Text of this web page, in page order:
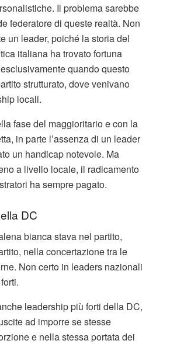
Il problema sarebbe
federatore di queste realtà. Non
un leader, poiché la storia del
italiana ha trovato fortuna
quando questo
strutturato, dove venivano
locali.
fase del maggioritario e con la
in parte l’assenza di un leader
un handicap notevole. Ma
a livello locale, il radicamento
ha sempre pagato.
DC
bianca stava nel partito,
nella concertazione tra le
Non certo in leaders nazionali
leadership più forti della DC,
ad imporre se stesse
e nella stessa portata dei